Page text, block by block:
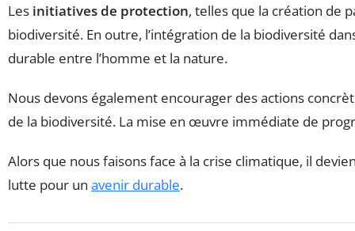
Les initiatives de protection, telles que la création de
biodiversité. En outre, l’intégration de la biodiversité
durable entre l’homme et la nature.
Nous devons également encourager des actions
de la biodiversité. La mise en œuvre immédiate de
Alors que nous faisons face à la crise climatique, il
lutte pour un avenir durable.